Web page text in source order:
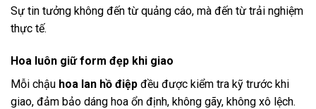
Sự tin tưởng không đến từ quảng cáo, mà đến từ trải nghiệm
thực tế.
Hoa luôn giữ form đẹp khi giao
Mỗi chậu hoa lan hồ điệp đều được kiểm tra kỹ trước khi
giao, đảm bảo dáng hoa ổn định, không gãy, không xô lệch.